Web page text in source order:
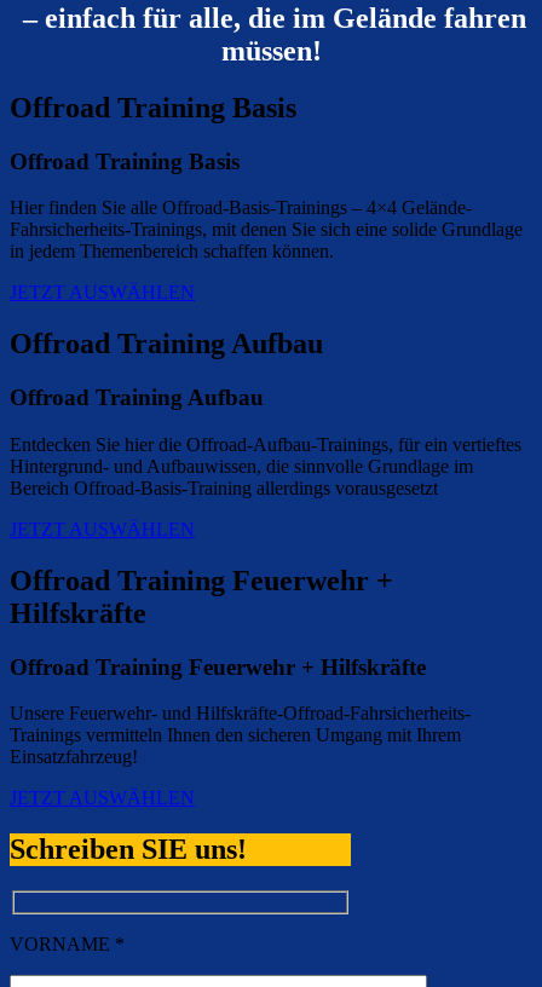
– einfach für alle, die im Gelände fahren
müssen!
Offroad Training Basis
Offroad Training Basis
Hier finden Sie alle Offroad-Basis-Trainings – 4×4 Gelände-
Fahrsicherheits-Trainings, mit denen Sie sich eine solide Grundlage
in jedem Themenbereich schaffen können.
JETZT AUSWÄHLEN
Offroad Training Aufbau
Offroad Training Aufbau
Entdecken Sie hier die Offroad-Aufbau-Trainings, für ein vertieftes
Hintergrund- und Aufbauwissen, die sinnvolle Grundlage im
Bereich Offroad-Basis-Training allerdings vorausgesetzt
JETZT AUSWÄHLEN
Offroad Training Feuerwehr +
Hilfskräfte
Offroad Training Feuerwehr + Hilfskräfte
Unsere Feuerwehr- und Hilfskräfte-Offroad-Fahrsicherheits-
Trainings vermitteln Ihnen den sicheren Umgang mit Ihrem
Einsatzfahrzeug!
JETZT AUSWÄHLEN
Schreiben SIE uns!
VORNAME *